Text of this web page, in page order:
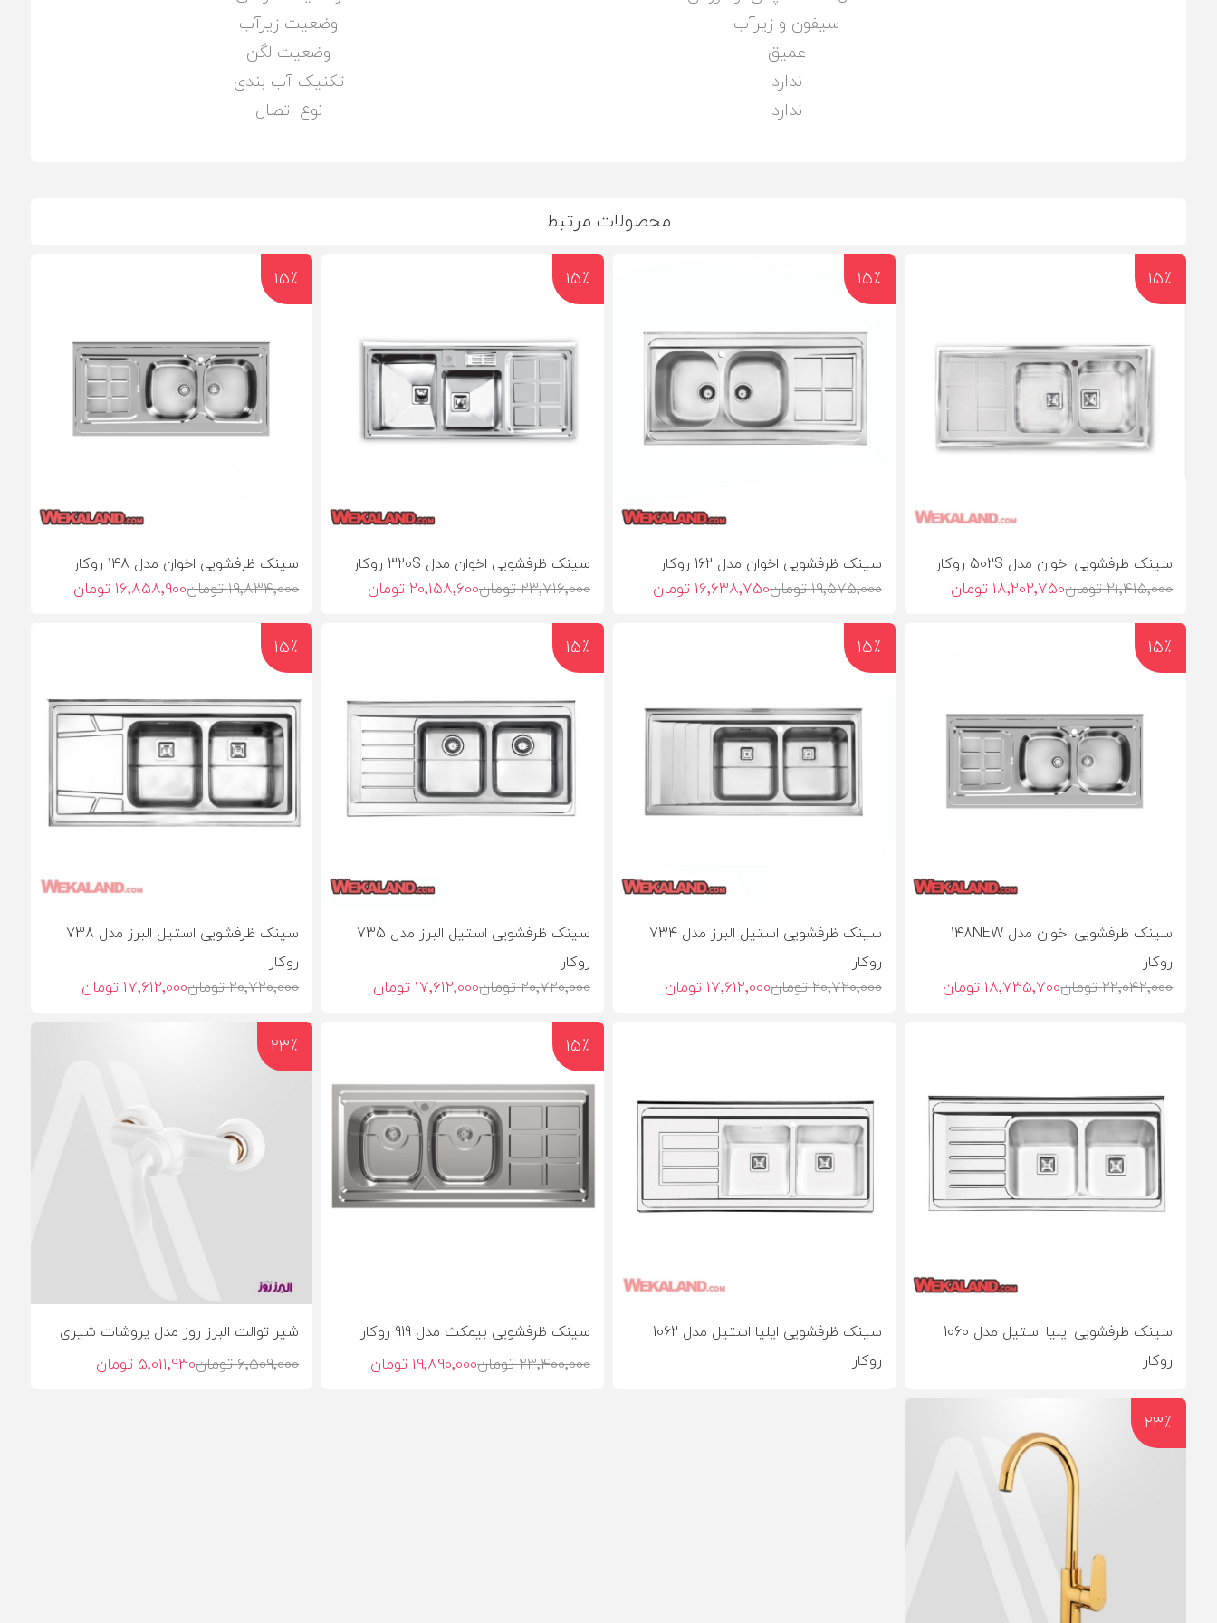
سیفون و زیرآب
وضعیت زیرآب
عمیق
وضعیت لگن
ندارد
تکنیک آب بندی
ندارد
نوع اتصال
محصولات مرتبط
15٪
سینک ظرفشویی اخوان مدل 502S روکار
21٬415٬000 تومان 18٬202٬750 تومان
15٪
سینک ظرفشویی اخوان مدل 162 روکار
19٬575٬000 تومان 16٬638٬750 تومان
15٪
سینک ظرفشویی اخوان مدل 320S روکار
23٬716٬000 تومان 20٬158٬600 تومان
15٪
سینک ظرفشویی اخوان مدل 148 روکار
19٬834٬000 تومان 16٬858٬900 تومان
15٪
سینک ظرفشویی اخوان مدل 148NEW
روکار
22٬042٬000 تومان 18٬735٬700 تومان
15٪
سینک ظرفشویی استیل البرز مدل 734
روکار
20٬720٬000 تومان 17٬612٬000 تومان
15٪
سینک ظرفشویی استیل البرز مدل 735
روکار
20٬720٬000 تومان 17٬612٬000 تومان
15٪
سینک ظرفشویی استیل البرز مدل 738
روکار
20٬720٬000 تومان 17٬612٬000 تومان
سینک ظرفشویی ایلیا استیل مدل 1060
روکار
سینک ظرفشویی ایلیا استیل مدل 1062
روکار
15٪
سینک ظرفشویی بیمکث مدل 919 روکار
23٬400٬000 تومان 19٬890٬000 تومان
23٪
شیر توالت البرز روز مدل پروشات شیری
6٬509٬000 تومان 5٬011٬930 تومان
23٪